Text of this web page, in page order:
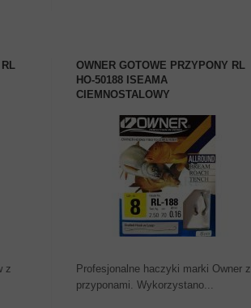
z
OWNER GOTOWE PRZYPONY RL
HO-50188 ISEAMA
CIEMNOSTALOWY
ZOBACZ PRODUKT
Profesjonalne haczyki marki Owner z
przyponami. Wykorzystano...